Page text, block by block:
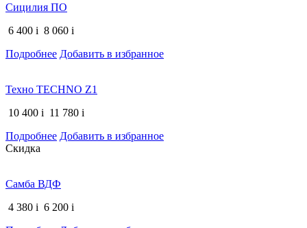
Сицилия ПО
6 400 i 8 060 i
Подробнее Добавить в избранное
Техно TECHNO Z1
10 400 i 11 780 i
Подробнее Добавить в избранное
Скидка
Самба ВДФ
4 380 i 6 200 i